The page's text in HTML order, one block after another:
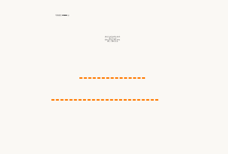
あなたの心の中にある
会いたい人
忘れられない思い出を
新しく蘇らせる
写真復活 STUDIO